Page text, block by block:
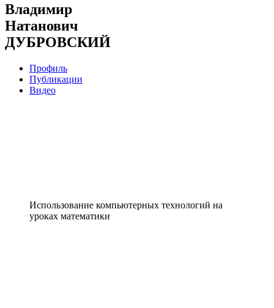
Владимир
Натанович
ДУБРОВСКИЙ
Профиль
Публикации
Видео
Использование компьютерных технологий на
уроках математики